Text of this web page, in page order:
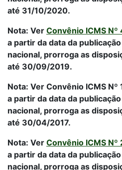
até 31/10/2020.
Nota: Ver Convênio ICMS
a partir da data da
nacional, prorroga as
até 30/09/2019.
Nota: Ver Convênio ICMS
a partir da data da
nacional, prorroga as
até 30/04/2017.
Nota: Ver Convênio ICMS
a partir da data da
nacional, prorroga as